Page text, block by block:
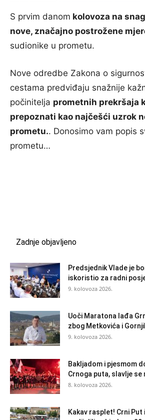
S prvim danom kolovoza na
nove, značajno postrožene
sudionike u prometu.
Nove odredbe Zakona o
cestama predviđaju snažnije
počinitelja prometnih prekršaja
prepoznati kao najčešći uzrok
prometu.. Donosimo vam popis
prometu…
Zadnje objavljeno
Predsjednik Vlade je
iskoristio za radni
9. kolovoza 2026.
Uoči Maratona lađa
zbog Metkovića i
9. kolovoza 2026.
Bakljadom i pjesmom
Crnoga puta, slavlje se
8. kolovoza 2026.
Kakav rasplet! Crni Put